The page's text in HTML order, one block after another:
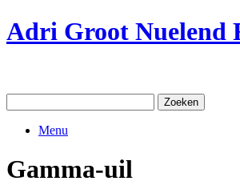
Ga
naar
Adri Groot Nuelend
naar:
Menu
Gamma-uil